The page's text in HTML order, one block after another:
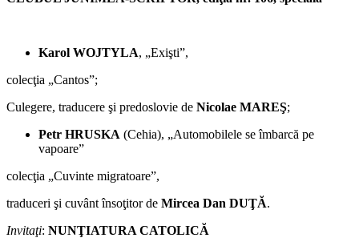
Karol WOJTYLA, „Exişti”,
colecţia „Cantos”;
Culegere, traducere şi predoslovie de Nicolae MAREŞ;
Petr HRUSKA (Cehia), „Automobilele se îmbarcă pe
vapoare”
colecţia „Cuvinte migratoare”,
traduceri şi cuvânt însoţitor de Mircea Dan DUŢĂ.
Invitaţi: NUNŢIATURA CATOLICĂ